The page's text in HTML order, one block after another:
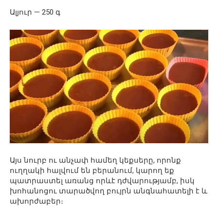
Ալյուր — 250 գ
Այս նուրբ ու անչափ համեղ կեքսերը, որոնք
ուղղակի հալվում են բերանում, կարող եք
պատրաստել առանց որևէ դժվարությամբ, իսկ
խոհանոցու տարածվող բույրն անգնահատելի է և
ախորժաբեր։